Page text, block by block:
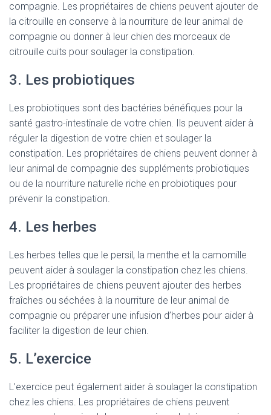
compagnie. Les propriétaires de chiens peuvent ajouter de
la citrouille en conserve à la nourriture de leur animal de
compagnie ou donner à leur chien des morceaux de
citrouille cuits pour soulager la constipation.
3. Les probiotiques
Les probiotiques sont des bactéries bénéfiques pour la
santé gastro-intestinale de votre chien. Ils peuvent aider à
réguler la digestion de votre chien et soulager la
constipation. Les propriétaires de chiens peuvent donner à
leur animal de compagnie des suppléments probiotiques
ou de la nourriture naturelle riche en probiotiques pour
prévenir la constipation.
4. Les herbes
Les herbes telles que le persil, la menthe et la camomille
peuvent aider à soulager la constipation chez les chiens.
Les propriétaires de chiens peuvent ajouter des herbes
fraîches ou séchées à la nourriture de leur animal de
compagnie ou préparer une infusion d’herbes pour aider à
faciliter la digestion de leur chien.
5. L’exercice
L’exercice peut également aider à soulager la constipation
chez les chiens. Les propriétaires de chiens peuvent